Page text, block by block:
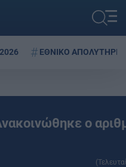
ΕΘΝΙΚΟ ΑΠΟΛΥΤΗΡΙΟ
ο